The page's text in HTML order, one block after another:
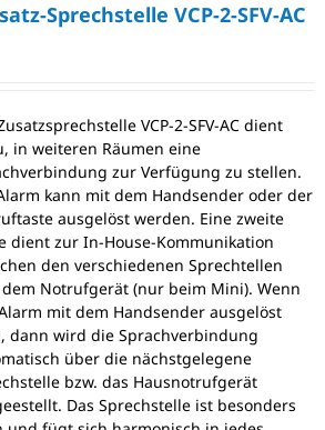
Sprechstelle VCP-2-SFV-AC
VCP-2-SFV-AC dient
in weiteren Räumen eine
zur Verfügung zu stellen.
kann mit dem Handsender oder der
ausgelöst werden. Eine zweite
dient zur In-House-Kommunikation
den verschiedenen Sprechtellen
Notrufgerät (nur beim Mini). Wenn
mit dem Handsender ausgelöst
dann wird die Sprachverbindung
über die nächstgelegene
bzw. das Hausnotrufgerät
Das Sprechstelle ist besonders